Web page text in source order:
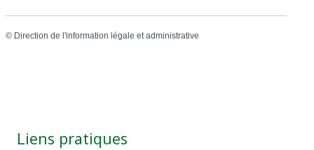
© Direction de l'information légale et administrative
Liens pratiques